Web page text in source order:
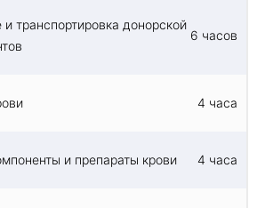
и транспортировка донорской
6 часов
4 часа
и препараты крови 4 часа